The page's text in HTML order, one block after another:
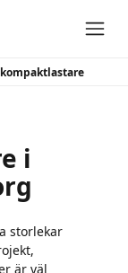
i
storlekar
är väl